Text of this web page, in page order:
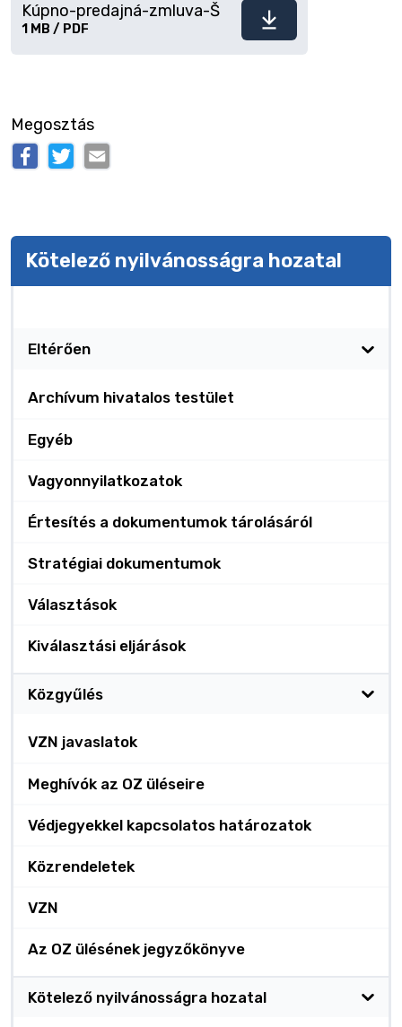
Fájl
Kúpno-predajná-zmluva-Š
1 MB / PDF
Megosztás
Kötelező nyilvánosságra hozatal
Eltérően
Archívum hivatalos testület
Egyéb
Vagyonnyilatkozatok
Értesítés a dokumentumok tárolásáról
Stratégiai dokumentumok
Választások
Kiválasztási eljárások
Közgyűlés
VZN javaslatok
Meghívók az OZ üléseire
Védjegyekkel kapcsolatos határozatok
Közrendeletek
VZN
Az OZ ülésének jegyzőkönyve
Kötelező nyilvánosságra hozatal